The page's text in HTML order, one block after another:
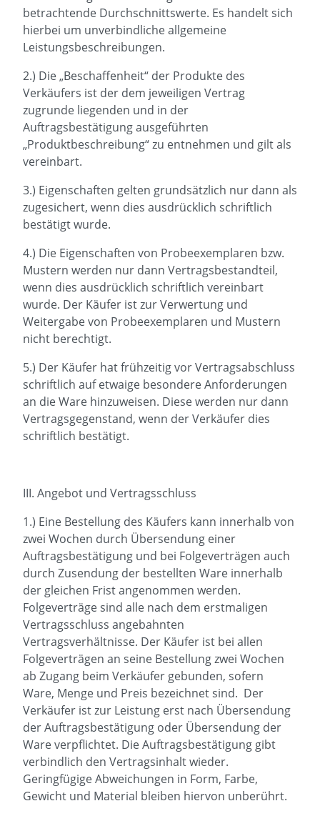
betrachtende Durchschnittswerte. Es handelt sich
hierbei um unverbindliche allgemeine
Leistungsbeschreibungen.
2.) Die „Beschaffenheit“ der Produkte des
Verkäufers ist der dem jeweiligen Vertrag
zugrunde liegenden und in der
Auftragsbestätigung ausgeführten
„Produktbeschreibung“ zu entnehmen und gilt als
vereinbart.
3.) Eigenschaften gelten grundsätzlich nur dann als
zugesichert, wenn dies ausdrücklich schriftlich
bestätigt wurde.
4.) Die Eigenschaften von Probeexemplaren bzw.
Mustern werden nur dann Vertragsbestandteil,
wenn dies ausdrücklich schriftlich vereinbart
wurde. Der Käufer ist zur Verwertung und
Weitergabe von Probeexemplaren und Mustern
nicht berechtigt.
5.) Der Käufer hat frühzeitig vor Vertragsabschluss
schriftlich auf etwaige besondere Anforderungen
an die Ware hinzuweisen. Diese werden nur dann
Vertragsgegenstand, wenn der Verkäufer dies
schriftlich bestätigt.
III. Angebot und Vertragsschluss
1.) Eine Bestellung des Käufers kann innerhalb von
zwei Wochen durch Übersendung einer
Auftragsbestätigung und bei Folgeverträgen auch
durch Zusendung der bestellten Ware innerhalb
der gleichen Frist angenommen werden.
Folgeverträge sind alle nach dem erstmaligen
Vertragsschluss angebahnten
Vertragsverhältnisse. Der Käufer ist bei allen
Folgeverträgen an seine Bestellung zwei Wochen
ab Zugang beim Verkäufer gebunden, sofern
Ware, Menge und Preis bezeichnet sind. Der
Verkäufer ist zur Leistung erst nach Übersendung
der Auftragsbestätigung oder Übersendung der
Ware verpflichtet. Die Auftragsbestätigung gibt
verbindlich den Vertragsinhalt wieder.
Geringfügige Abweichungen in Form, Farbe,
Gewicht und Material bleiben hiervon unberührt.